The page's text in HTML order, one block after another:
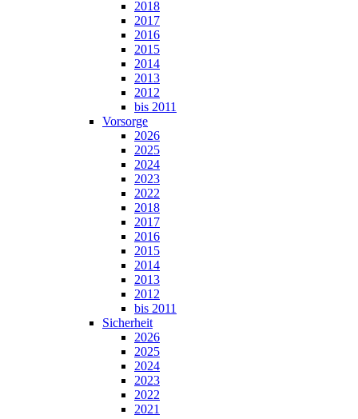
2018
2017
2016
2015
2014
2013
2012
bis 2011
Vorsorge
2026
2025
2024
2023
2022
2018
2017
2016
2015
2014
2013
2012
bis 2011
Sicherheit
2026
2025
2024
2023
2022
2021